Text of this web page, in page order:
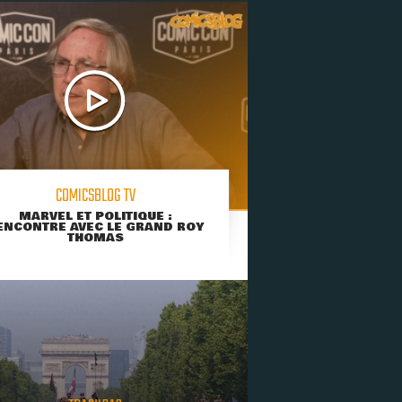
COMICSBLOG TV
MARVEL ET POLITIQUE :
AVEC LE GRAND ROY
THOMAS